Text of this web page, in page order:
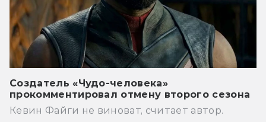
Создатель «Чудо-человека»
прокомментировал отмену второго сезона
Кевин Файги не виноват, считает автор.